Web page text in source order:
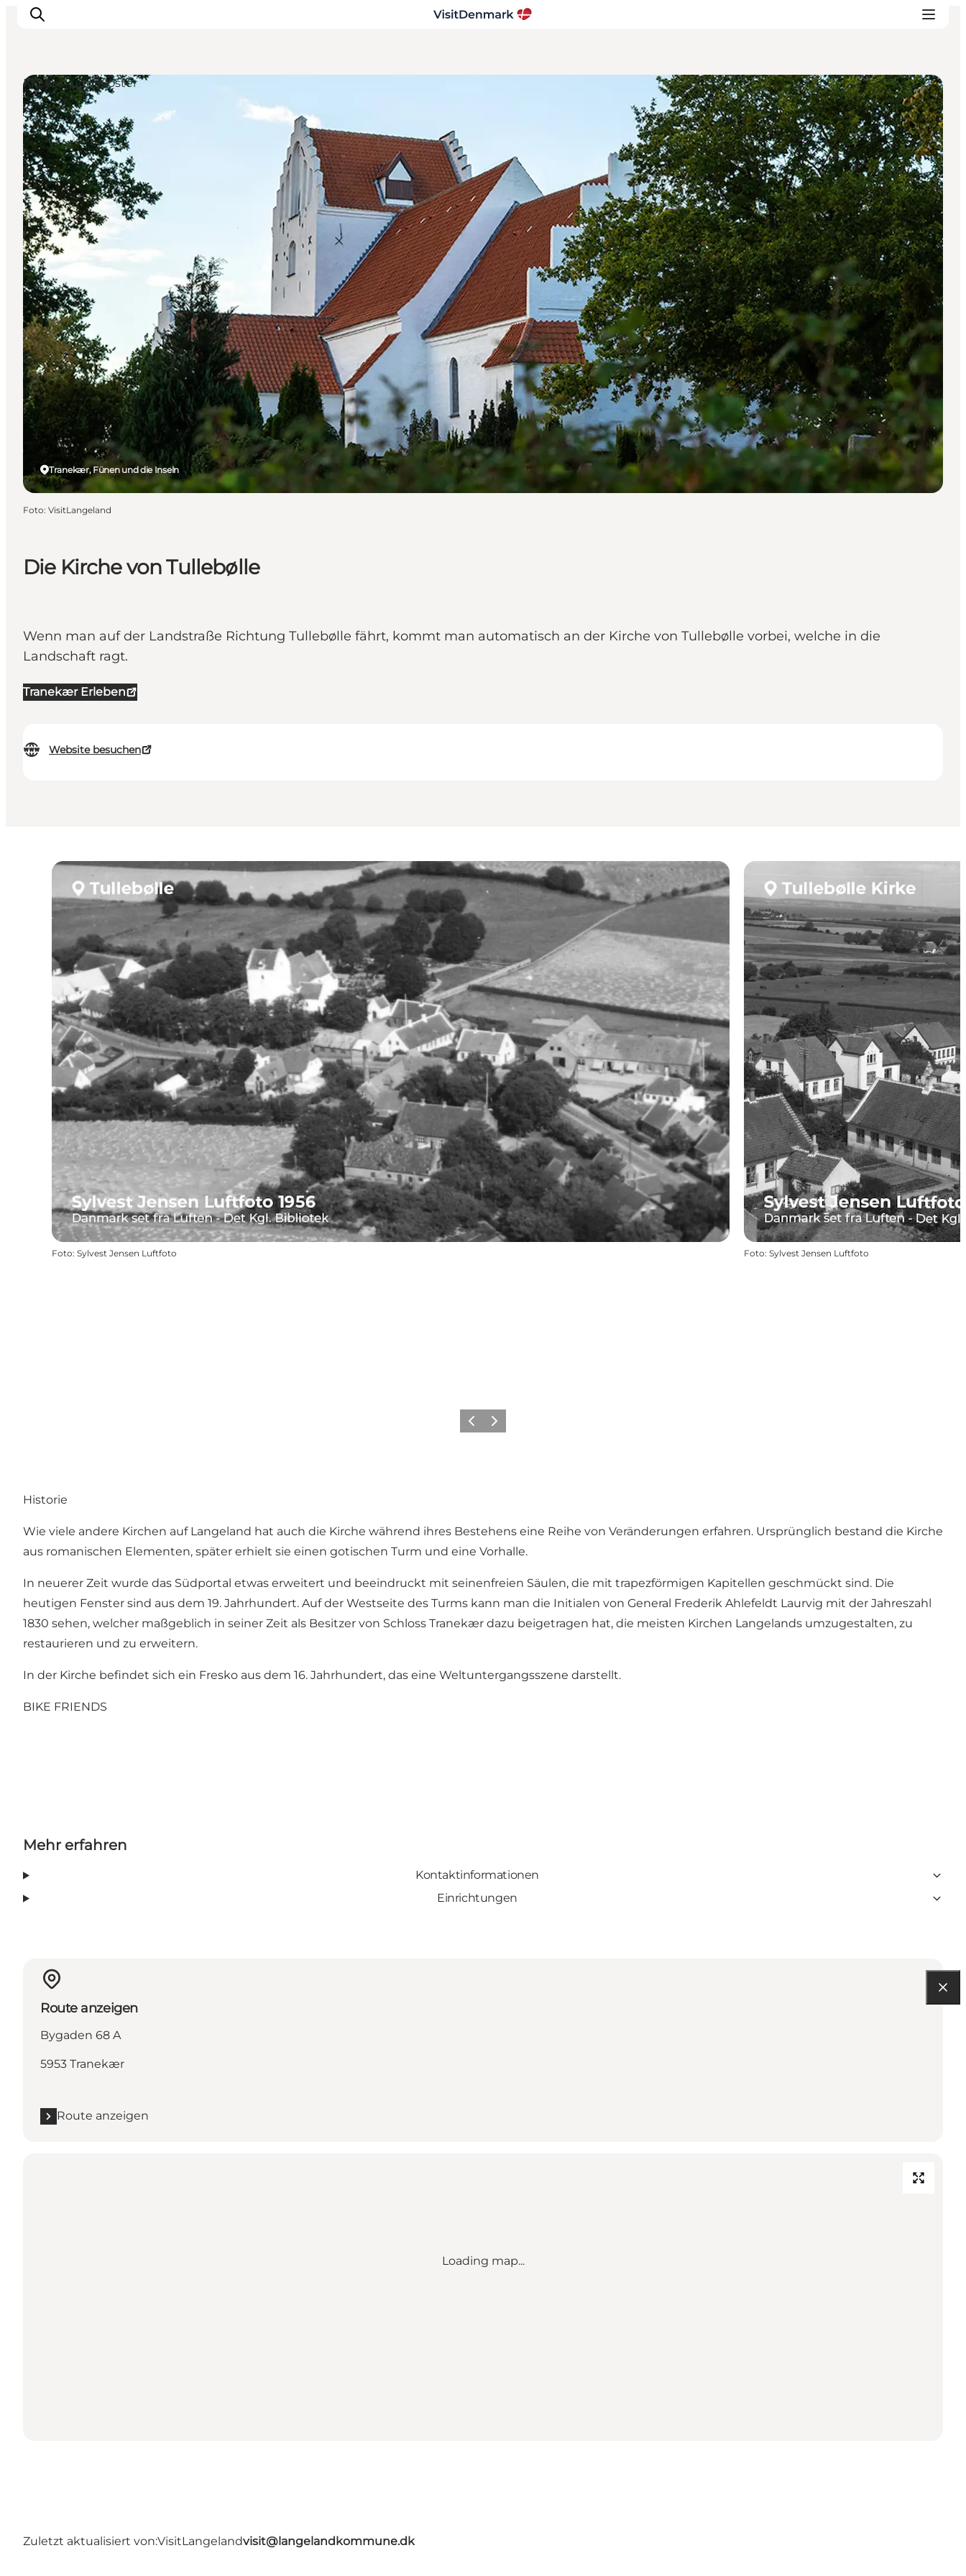
Inspiration
Regionen
Erlebnisse
Unterkünfte
Reiseplanung
Die Kirche von Tullebølle
Wenn man auf der Landstraße Richtung Tullebølle fährt, kommt man automatisch an der Kirche von Tullebølle vorbei, welche in die
Landschaft ragt.
Tranekær Erleben
Website besuchen
Tranekær, Fünen und die Inseln
Kirchen und Klöster
Foto: VisitLangeland
Foto: Sylvest Jensen Luftfoto Foto: Sylvest Jensen Luftfoto
ZurückWeiter
Historie
Wie viele andere Kirchen auf Langeland hat auch die Kirche während ihres Bestehens eine Reihe von Veränderungen erfahren. Ursprünglich bestand die Kirche
aus romanischen Elementen, später erhielt sie einen gotischen Turm und eine Vorhalle.
In neuerer Zeit wurde das Südportal etwas erweitert und beeindruckt mit seinenfreien Säulen, die mit trapezförmigen Kapitellen geschmückt sind. Die
heutigen Fenster sind aus dem 19. Jahrhundert. Auf der Westseite des Turms kann man die Initialen von General Frederik Ahlefeldt Laurvig mit der Jahreszahl
1830 sehen, welcher maßgeblich in seiner Zeit als Besitzer von Schloss Tranekær dazu beigetragen hat, die meisten Kirchen Langelands umzugestalten, zu
restaurieren und zu erweitern.
In der Kirche befindet sich ein Fresko aus dem 16. Jahrhundert, das eine Weltuntergangsszene darstellt.
BIKE FRIENDS
Mehr erfahren
Kontaktinformationen
Einrichtungen
Route anzeigen
Bygaden 68 A
5953 Tranekær
Route anzeigen
Loading map...
Zuletzt aktualisiert von:VisitLangelandvisit@langelandkommune.dk